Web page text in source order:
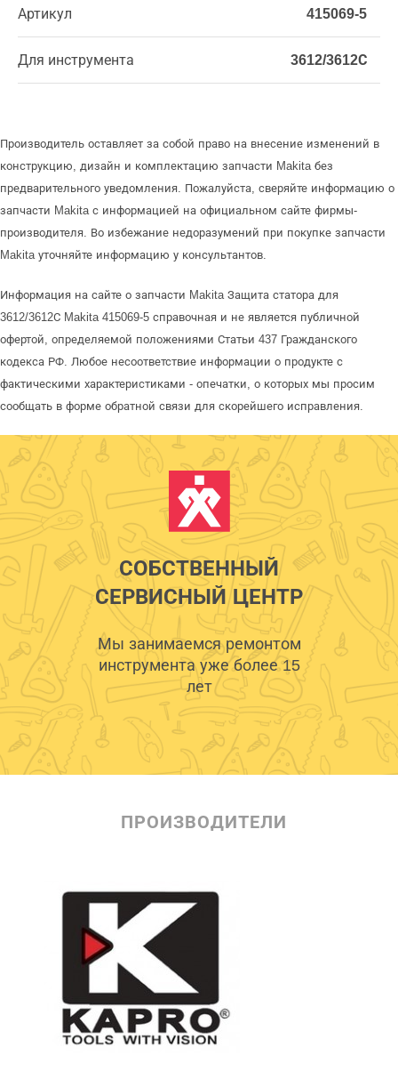
Артикул 415069-5
Для инструмента 3612/3612С
Производитель оставляет за собой право на внесение изменений в
конструкцию, дизайн и комплектацию запчасти Makita без
предварительного уведомления. Пожалуйста, сверяйте информацию о
запчасти Makita с информацией на официальном сайте фирмы-
производителя. Во избежание недоразумений при покупке запчасти
Makita уточняйте информацию у консультантов.
Информация на сайте о запчасти Makita Защита статора для
3612/3612С Makita 415069-5 справочная и не является публичной
офертой, определяемой положениями Статьи 437 Гражданского
кодекса РФ. Любое несоответствие информации о продукте с
фактическими характеристиками - опечатки, о которых мы просим
сообщать в форме обратной связи для скорейшего исправления.
СОБСТВЕННЫЙ
СЕРВИСНЫЙ ЦЕНТР
Мы занимаемся ремонтом
инструмента уже более 15
лет
ПРОИЗВОДИТЕЛИ